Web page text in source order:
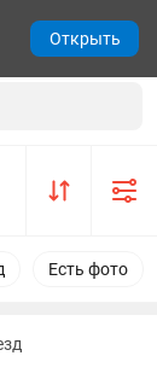
Есть фото
Открыть